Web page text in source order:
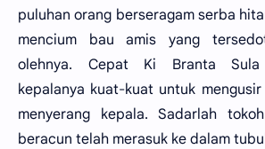
puluhan orang berseragam serba
mencium bau amis yang
olehnya. Cepat Ki Branta Sula
kepalanya kuat-kuat untuk
menyerang kepala. Sadarlah
beracun telah merasuk ke dalam